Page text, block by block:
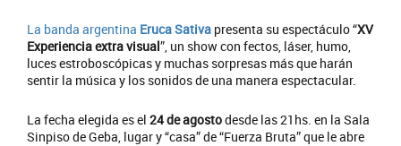
La banda argentina Eruca Sativa presenta su espectáculo “XV
Experiencia extra visual”, un show con fectos, láser, humo,
luces estroboscópicas y muchas sorpresas más que harán
sentir la música y los sonidos de una manera espectacular.
La fecha elegida es el 24 de agostodesde las 21hs. en la Sala
Sinpiso de Geba, lugar y “casa” de “Fuerza Bruta” que le abre